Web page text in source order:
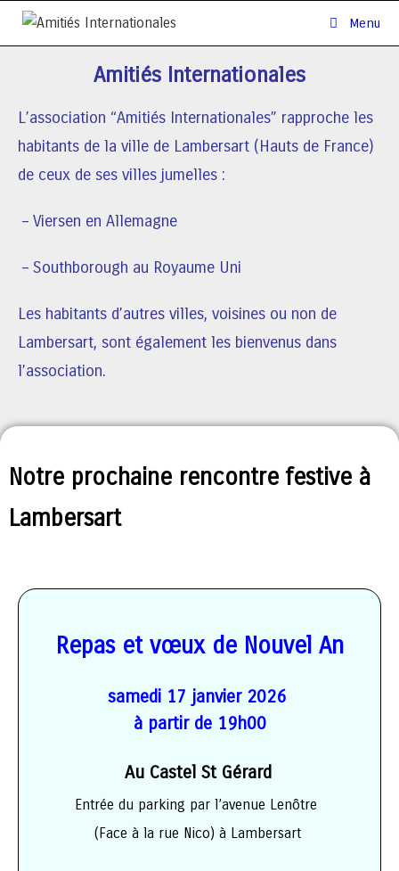
Menu
Amitiés Internationales
L’association “Amitiés Internationales” rapproche les
habitants de la ville de Lambersart (Hauts de France)
de ceux de ses villes jumelles :
– Viersen en Allemagne
– Southborough au Royaume Uni
Les habitants d’autres villes, voisines ou non de
Lambersart, sont également les bienvenus dans
l’association.
Notre prochaine rencontre festive à
Lambersart
Repas et vœux de Nouvel An
samedi 17 janvier 2026
à partir de 19h00
Au Castel St Gérard
Entrée du parking par l’avenue Lenôtre
(Face à la rue Nico) à Lambersart